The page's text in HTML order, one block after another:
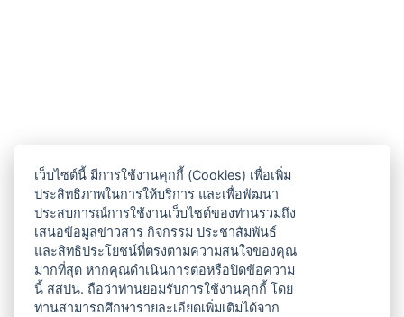
เว็บไซต์นี้ มีการใช้งานคุกกี้ (Cookies) เพื่อเพิ่ม
ประสิทธิภาพในการให้บริการ และเพื่อพัฒนา
ประสบการณ์การใช้งานเว็บไซต์ของท่านรวมถึง
เสนอข้อมูลข่าวสาร กิจกรรม ประชาสัมพันธ์
และสิทธิประโยชน์ที่ตรงตามความสนใจของคุณ
มากที่สุด หากคุณดำเนินการต่อหรือปิดข้อความ
นี้ สสปน. ถือว่าท่านยอมรับการใช้งานคุกกี้ โดย
ท่านสามารถศึกษารายละเอียดเพิ่มเติมได้จาก